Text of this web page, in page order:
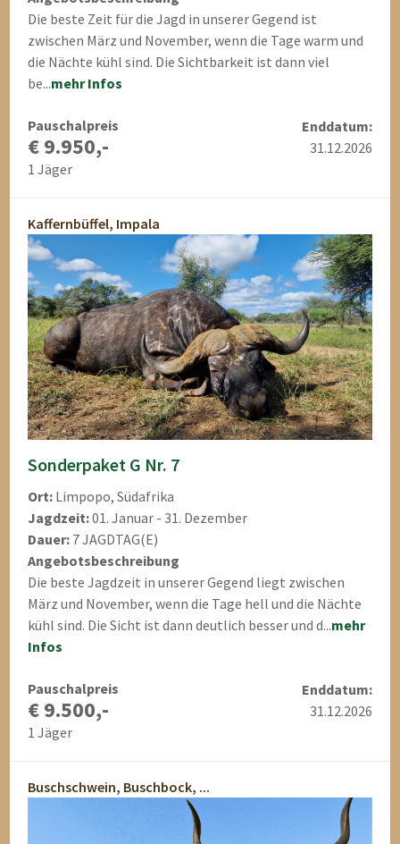
Die beste Zeit für die Jagd in unserer Gegend ist
zwischen März und November, wenn die Tage warm und
die Nächte kühl sind. Die Sichtbarkeit ist dann viel
be...mehr Infos
Pauschalpreis
€ 9.950,-
1 Jäger
Enddatum:
31.12.2026
Kaffernbüffel, Impala
Sonderpaket G Nr. 7
Ort: Limpopo, Südafrika
Jagdzeit:01. Januar - 31. Dezember
Dauer: 7 JAGDTAG(E)
Angebotsbeschreibung
Die beste Jagdzeit in unserer Gegend liegt zwischen
März und November, wenn die Tage hell und die Nächte
kühl sind. Die Sicht ist dann deutlich besser und d...mehr
Infos
Pauschalpreis
€ 9.500,-
1 Jäger
Enddatum:
31.12.2026
Buschschwein, Buschbock, ...